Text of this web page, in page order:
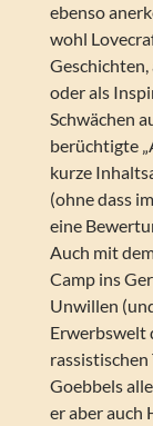
ebenso
wohl
oder als
Schwächen
berüchtigte
kurze
(ohne dass
eine
Auch mit
Camp ins
Unwillen
Erwerbswelt
Goebbels
er aber auch